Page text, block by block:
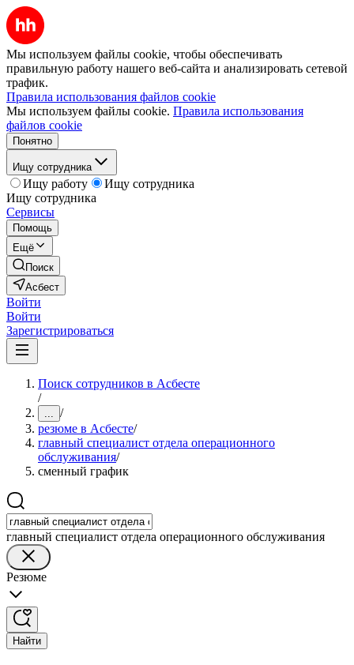
Мы используем файлы cookie, чтобы обеспечивать
правильную работу нашего веб-сайта и анализировать сетевой
трафик.
Правила использования файлов cookie
Мы используем файлы cookie. Правила использования
файлов cookie
Понятно
Ищу сотрудника
Ищу работу
Ищу сотрудника
Ищу сотрудника
Сервисы
Помощь
Ещё
Поиск
Асбест
Войти
Войти
Зарегистрироваться
Поиск сотрудников в Асбесте
/
... /
резюме в Асбесте/
главный специалист отдела операционного
обслуживания/
сменный график
главный специалист отдела операционного обслуживания
Резюме
Найти